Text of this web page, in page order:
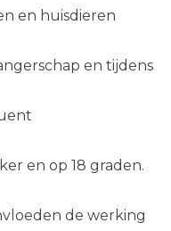
en huisdieren
en tijdens
en op 18 graden.
de werking